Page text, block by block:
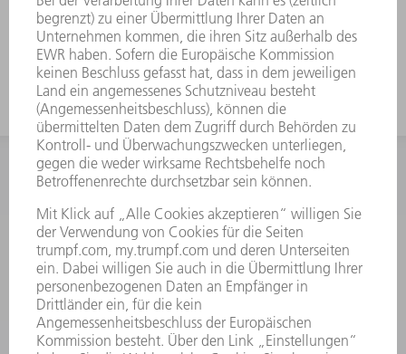
INFORMATION
Häufig gestellte Fragen
Allgemeine Geschäftsbedingungen
KONTAKT
After Sales
+43722160396550
Mo - Do: 08:00 -17:30 Uhr
Fr: 08:00 -16:30 Uhr